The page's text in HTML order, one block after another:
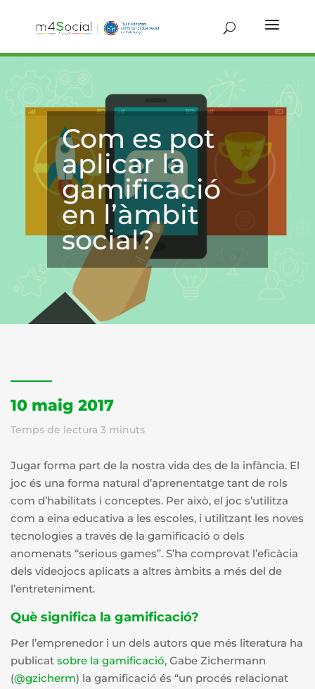
Com es pot
aplicar la
gamificació
en l’àmbit
social?
10 maig 2017
Temps de lectura 3 minuts
Jugar forma part de la nostra vida des de la infància. El
joc és una forma natural d’aprenentatge tant de rols
com d’habilitats i conceptes. Per això, el joc s’utilitza
com a eina educativa a les escoles, i utilitzant les noves
tecnologies a través de la gamificació o dels
anomenats “serious games”. S’ha comprovat l’eficàcia
dels videojocs aplicats a altres àmbits a més del de
l’entreteniment.
Què significa la gamificació?
Per l’emprenedor i un dels autors que més literatura ha
publicat sobre la gamificació, Gabe Zichermann
(@gzicherm) la gamificació és “un procés relacionat